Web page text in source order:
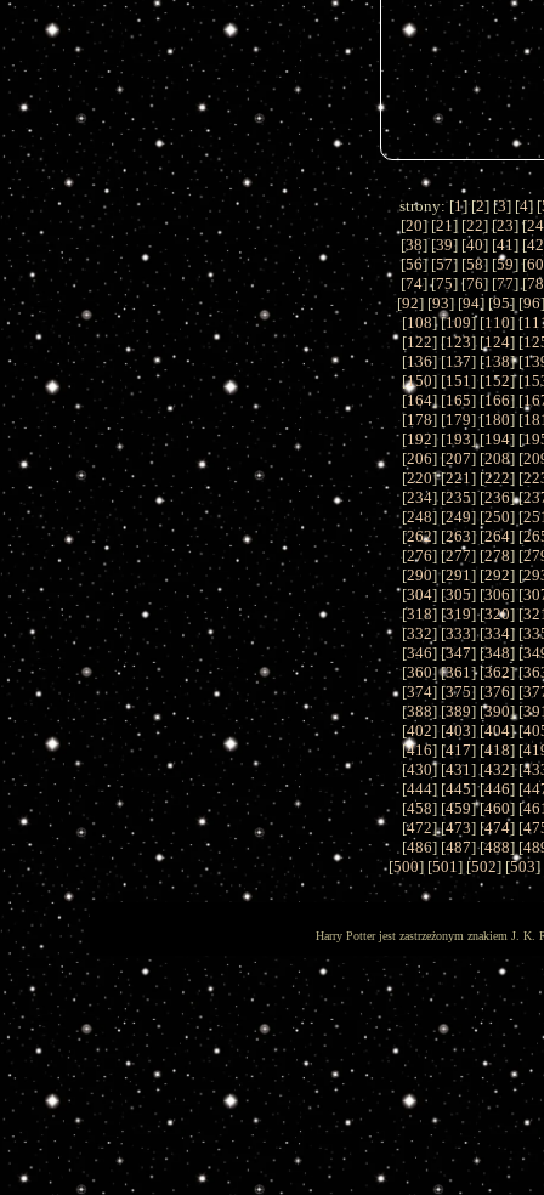
strony: [1] [2] [3] [4] [
[20] [21] [22] [23] [24
[38] [39] [40] [41] [42
[56] [57] [58] [59] [60
[74] [75] [76] [77] [78
[92] [93] [94] [95] [96
[108] [109] [110] [
[122] [123] [124] [
[136] [137] [138] [
[150] [151] [152] [
[164] [165] [166] [
[178] [179] [180] [
[192] [193] [194] [
[206] [207] [208] [
[220] [221] [222] [
[234] [235] [236] [
[248] [249] [250] [
[262] [263] [264] [
[276] [277] [278] [
[290] [291] [292] [
[304] [305] [306] [
[318] [319] [320] [
[332] [333] [334] [
[346] [347] [348] [
[360] [361] [362] [
[374] [375] [376] [
[388] [389] [390] [
[402] [403] [404] [
[416] [417] [418] [
[430] [431] [432] [
[444] [445] [446] [
[458] [459] [460] [
[472] [473] [474] [
[486] [487] [488] [
[500] [501] [502] [503]
Harry Potter jest zastrzeżonym znakiem J. K.